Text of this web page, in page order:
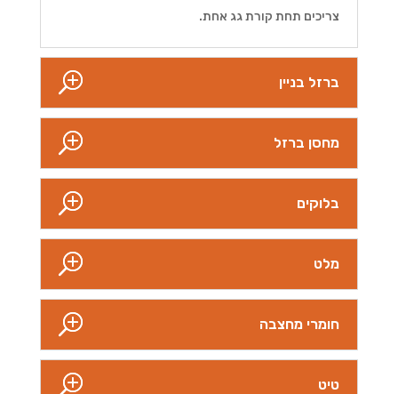
צריכים תחת קורת גג אחת.
ברזל בניין
מחסן ברזל
בלוקים
מלט
חומרי מחצבה
טיט